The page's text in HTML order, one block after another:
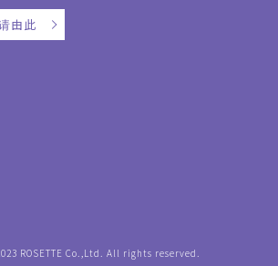
由此
ROSETTE Co.,Ltd. All rights reserved.